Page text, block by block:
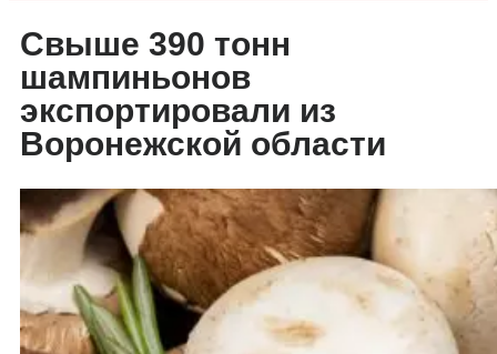
Свыше 390 тонн
шампиньонов
экспортировали из
Воронежской области